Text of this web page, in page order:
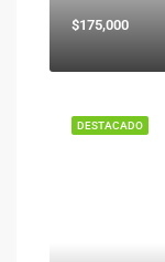
$175,000
DESTACADO